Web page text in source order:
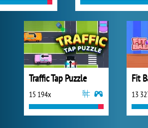
Traffic Tap Puzzle
15 194x
Fit
13